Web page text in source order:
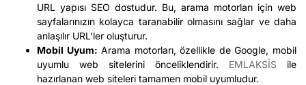
URL yapısı SEO dostudur. Bu, arama motorları için web
sayfalarınızın kolayca taranabilir olmasını sağlar ve daha
anlaşılır URL’ler oluşturur.
Mobil Uyum: Arama motorları, özellikle de Google, mobil
uyumlu web sitelerini önceliklendirir. EMLAKSİS ile
hazırlanan web siteleri tamamen mobil uyumludur.